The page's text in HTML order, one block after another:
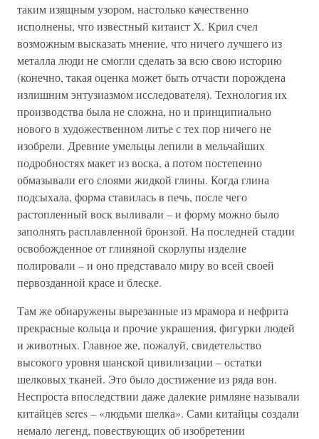
таким изящным узором, настолько качественно
исполнены, что известный китаист Х. Крил счел
возможным высказать мнение, что ничего лучшего из
металла люди не смогли сделать за всю свою историю
(конечно, такая оценка может быть отчасти порождена
излишним энтузиазмом исследователя). Технология их
производства была не сложна, но и принципиально
нового в художественном литье с тех пор ничего не
изобрели. Древние умельцы лепили в мельчайших
подробностях макет из воска, а потом постепенно
обмазывали его слоями жидкой глины. Когда глина
подсыхала, форма ставилась в печь, после чего
растопленный воск выливали – и форму можно было
заполнять расплавленной бронзой. На последней стадии
освобожденное от глиняной скорлупы изделие
полировали – и оно представало миру во всей своей
первозданной красе и блеске.
Там же обнаружены вырезанные из мрамора и нефрита
прекрасные кольца и прочие украшения, фигурки людей
и животных. Главное же, пожалуй, свидетельство
высокого уровня шанской цивилизации – остатки
шелковых тканей. Это было достижение из ряда вон.
Неспроста впоследствии даже далекие римляне называли
китайцев seres – «людьми шелка». Сами китайцы создали
немало легенд, повествующих об изобретении